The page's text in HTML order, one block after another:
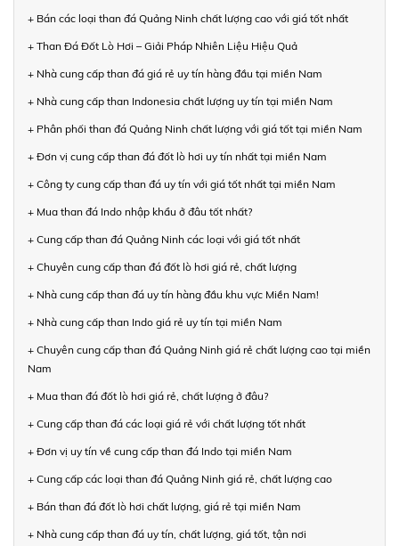
+ Bán các loại than đá Quảng Ninh chất lượng cao với giá tốt nhất
+ Than Đá Đốt Lò Hơi – Giải Pháp Nhiên Liệu Hiệu Quả
+ Nhà cung cấp than đá giá rẻ uy tín hàng đầu tại miền Nam
+ Nhà cung cấp than Indonesia chất lượng uy tín tại miền Nam
+ Phân phối than đá Quảng Ninh chất lượng với giá tốt tại miền Nam
+ Đơn vị cung cấp than đá đốt lò hơi uy tín nhất tại miền Nam
+ Công ty cung cấp than đá uy tín với giá tốt nhất tại miền Nam
+ Mua than đá Indo nhập khẩu ở đâu tốt nhất?
+ Cung cấp than đá Quảng Ninh các loại với giá tốt nhất
+ Chuyên cung cấp than đá đốt lò hơi giá rẻ, chất lượng
+ Nhà cung cấp than đá uy tín hàng đầu khu vực Miền Nam!
+ Nhà cung cấp than Indo giá rẻ uy tín tại miền Nam
+ Chuyên cung cấp than đá Quảng Ninh giá rẻ chất lượng cao tại miền
Nam
+ Mua than đá đốt lò hơi giá rẻ, chất lượng ở đâu?
+ Cung cấp than đá các loại giá rẻ với chất lượng tốt nhất
+ Đơn vị uy tín về cung cấp than đá Indo tại miền Nam
+ Cung cấp các loại than đá Quảng Ninh giá rẻ, chất lượng cao
+ Bán than đá đốt lò hơi chất lượng, giá rẻ tại miền Nam
+ Nhà cung cấp than đá uy tín, chất lượng, giá tốt, tận nơi